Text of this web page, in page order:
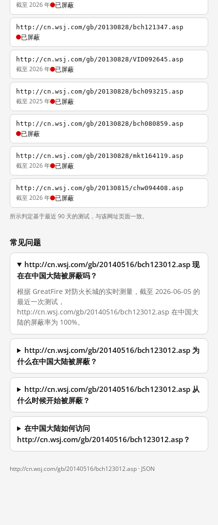
截至 2026 年 已屏蔽
http://cn.wsj.com/gb/20130828/bch121347.asp
已屏蔽
http://cn.wsj.com/gb/20130828/VID092645.asp
截至 2026 年 已屏蔽
http://cn.wsj.com/gb/20130828/bch093215.asp
截至 2025 年 已屏蔽
http://cn.wsj.com/gb/20130828/bch080859.asp
已屏蔽
http://cn.wsj.com/gb/20130828/mkt164119.asp
截至 2026 年 已屏蔽
http://cn.wsj.com/gb/20130815/chw094408.asp
截至 2026 年 已屏蔽
所示判定基于最近 90 天的测试，与该网址页面一致。
常见问题
http://cn.wsj.com/gb/20140516/bch123012.asp 现
在在中国大陆被屏蔽吗？
根据 GreatFire 对防火长城的实时测量，截至 2026-06-05 的
最近一次测试，
http://cn.wsj.com/gb/20140516/bch123012.asp 在中国大
陆的屏蔽率为 100%。
http://cn.wsj.com/gb/20140516/bch123012.asp 为
什么在中国大陆被屏蔽？
http://cn.wsj.com/gb/20140516/bch123012.asp 从
什么时候开始被屏蔽？
在中国大陆如何访问
http://cn.wsj.com/gb/20140516/bch123012.asp？
http://cn.wsj.com/gb/20140516/bch123012.asp · JSON